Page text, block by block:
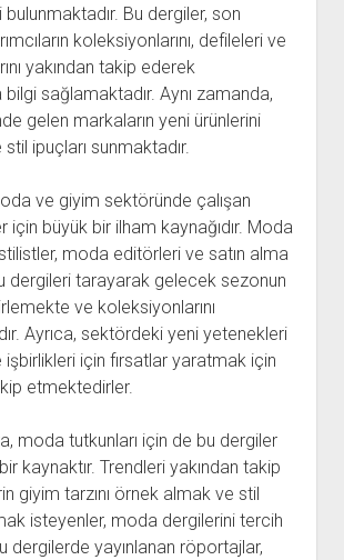
Bu dergiler, son
koleksiyonlarını, defileleri ve
yakından takip ederek
bilgi sağlamaktadır. Aynı zamanda,
gelen markaların yeni ürünlerini
ipuçları sunmaktadır.
ve giyim sektöründe çalışan
için büyük bir ilham kaynağıdır. Moda
stilistler, moda editörleri ve satın alma
dergileri tarayarak gelecek sezonun
ve koleksiyonlarını
Ayrıca, sektördeki yeni yetenekleri
için fırsatlar yaratmak için
etmektedirler.
moda tutkunları için de bu dergiler
kaynaktır. Trendleri yakından takip
giyim tarzını örnek almak ve stil
isteyenler, moda dergilerini tercih
dergilerde yayınlanan röportajlar,